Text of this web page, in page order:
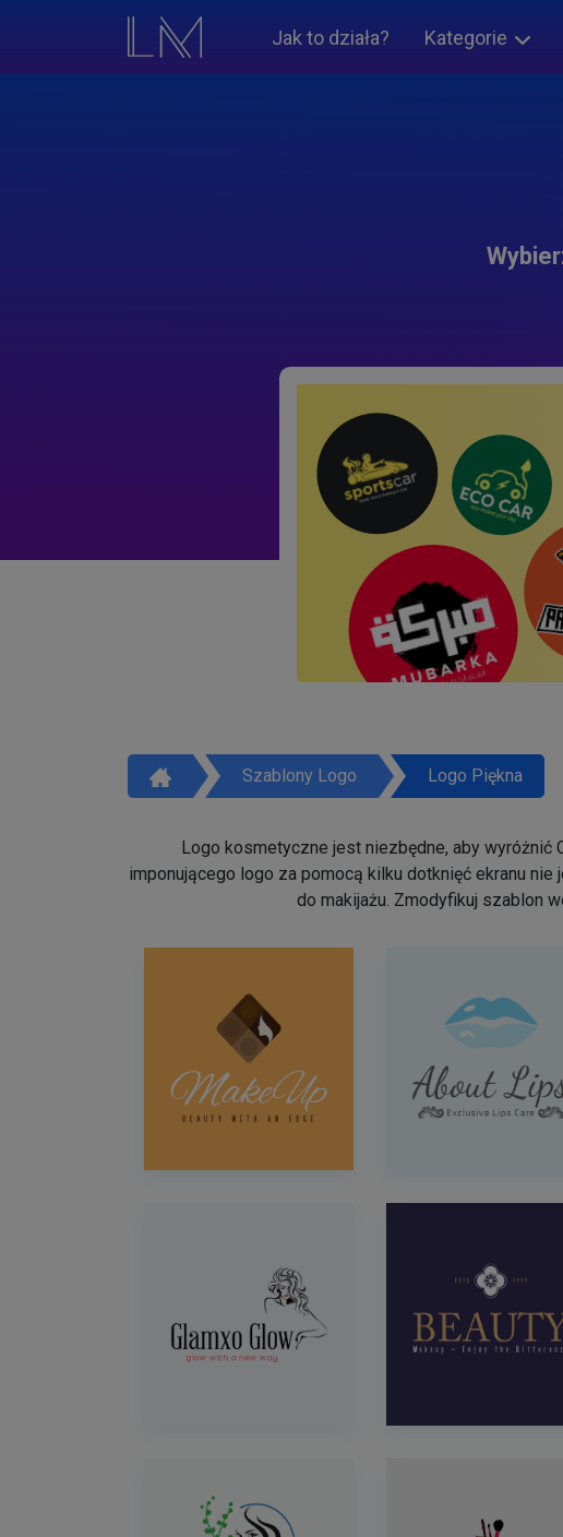
Jak to działa? Kategorie
Szablony Logo Logo Piękna
Logo kosmetyczne jest niezbędne, aby wyróżnić
imponującego logo za pomocą kilku dotknięć ekranu
do makijażu. Zmodyfikuj szablon